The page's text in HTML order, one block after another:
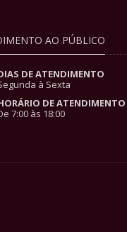
AO PÚBLICO
DE ATENDIMENTO
à Sexta
DE ATENDIMENTO
7:00 às 18:00